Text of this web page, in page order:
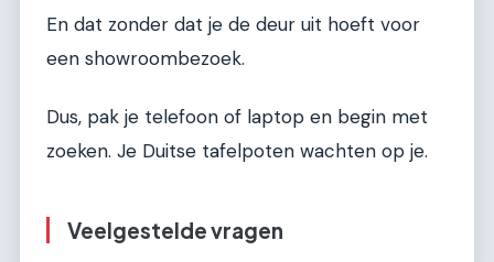
En dat zonder dat je de deur uit hoeft voor
een showroombezoek.
Dus, pak je telefoon of laptop en begin met
zoeken. Je Duitse tafelpoten wachten op je.
Veelgestelde vragen